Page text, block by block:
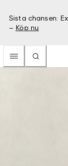
Sista chansen:
– Köp nu